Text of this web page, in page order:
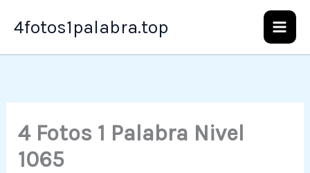
4fotos1palabra.top
4 Fotos 1 Palabra Nivel
1065